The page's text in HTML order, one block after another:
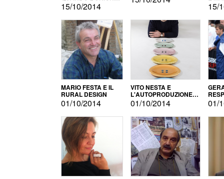
FA LA FORZA E
VINCE
15/10/2014 15/
MARIO FESTA E IL
RURAL DESIGN
01/10/2014
VITO NESTA E
L'AUTOPRODUZIONE
COME RECUPERO DEI
SIMBOLI
01/10/2014 01/